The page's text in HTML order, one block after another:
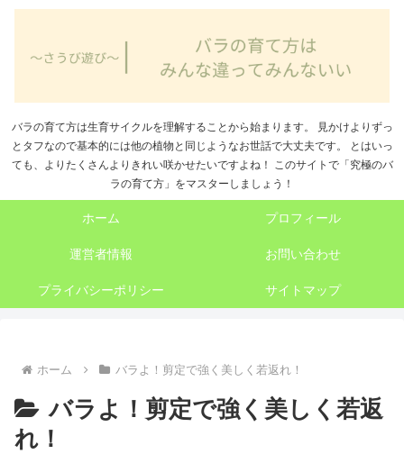
バラの育て方は生育サイクルを理解することから始まります。 見かけよりずっ
とタフなので基本的には他の植物と同じようなお世話で大丈夫です。 とはいっ
ても、よりたくさんよりきれい咲かせたいですよね！ このサイトで「究極のバ
ラの育て方」をマスターしましょう！
ホーム プロフィール
運営者情報 お問い合わせ
プライバシーポリシー サイトマップ
ホーム バラよ！剪定で強く美しく若返れ！
バラよ！剪定で強く美しく若返
れ！